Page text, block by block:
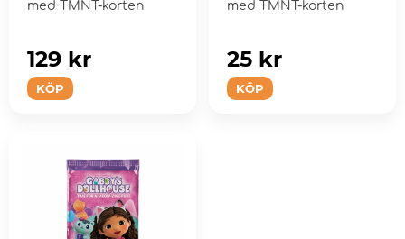
med TMNT-korten
KÖP
129 kr
med TMNT-korten
KÖP
25 kr